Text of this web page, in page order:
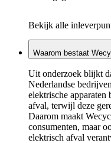
Bekijk alle
Waarom bestaat
Uit onderzoek blijkt
Nederlandse
elektrische
afval, terwijl deze
Daarom maakt
consumenten, maar
elektrisch afval